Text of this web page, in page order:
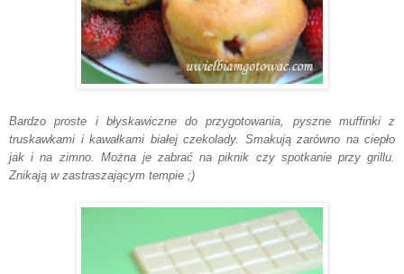
Bardzo proste i błyskawiczne do przygotowania, pyszne muffinki z
truskawkami i kawałkami białej czekolady. Smakują zarówno na ciepło
jak i na zimno. Można je zabrać na piknik czy spotkanie przy grillu.
Znikają w zastraszającym tempie ;)